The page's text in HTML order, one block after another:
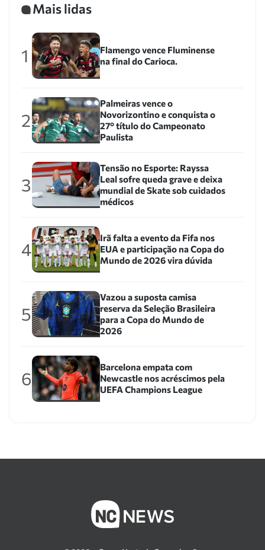
Mais lidas
1
Flamengo vence Fluminense
na final do Carioca.
2
Palmeiras vence o
Novorizontino e conquista o
27º título do Campeonato
Paulista
3
Tensão no Esporte: Rayssa
Leal sofre queda grave e deixa
mundial de Skate sob cuidados
médicos
4
Irã falta a evento da Fifa nos
EUA e participação na Copa do
Mundo de 2026 vira dúvida
5
Vazou a suposta camisa
reserva da Seleção Brasileira
para a Copa do Mundo de
2026
6
Barcelona empata com
Newcastle nos acréscimos pela
UEFA Champions League